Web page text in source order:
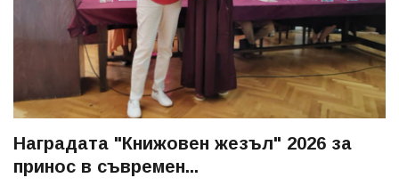
Наградата "Книжовен жезъл" 2026 за
принос в съвремен...